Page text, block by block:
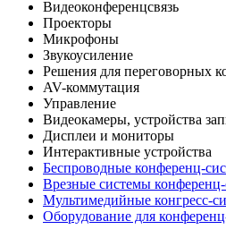
Видеоконференцсвязь
Проекторы
Микрофоны
Звукоусиление
Решения для переговорных
AV-коммутация
Управление
Видеокамеры, устройства
Дисплеи и мониторы
Интерактивные устройства
Беспроводные конференц-
Врезные системы конференц-
Мультимедийные конгресс-
Оборудование для